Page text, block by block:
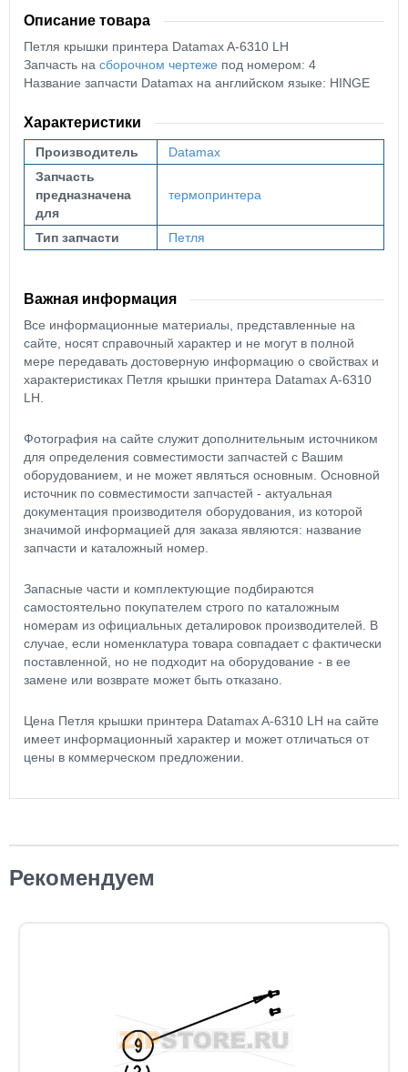
Описание товара
Петля крышки принтера Datamax A-6310 LH
Запчасть на сборочном чертеже под номером: 4
Название запчасти Datamax на английском языке: HINGE
Характеристики
Производитель
Datamax
Запчасть
предназначена
для
термопринтера
Тип запчасти Петля
Важная информация
Все информационные материалы, представленные на
сайте, носят справочный характер и не могут в полной
мере передавать достоверную информацию о свойствах и
характеристиках Петля крышки принтера Datamax A-6310
LH.
Фотография на сайте служит дополнительным источником
для определения совместимости запчастей с Вашим
оборудованием, и не может являться основным. Основной
источник по совместимости запчастей - актуальная
документация производителя оборудования, из которой
значимой информацией для заказа являются: название
запчасти и каталожный номер.
Запасные части и комплектующие подбираются
самостоятельно покупателем строго по каталожным
номерам из официальных деталировок производителей. В
случае, если номенклатура товара совпадает с фактически
поставленной, но не подходит на оборудование - в ее
замене или возврате может быть отказано.
Цена Петля крышки принтера Datamax A-6310 LH на сайте
имеет информационный характер и может отличаться от
цены в коммерческом предложении.
Рекомендуем